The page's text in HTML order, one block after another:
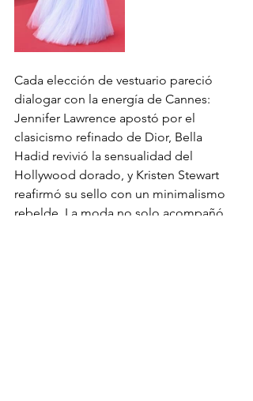
Cada elección de vestuario pareció
dialogar con la energía de Cannes:
Jennifer Lawrence apostó por el
clasicismo refinado de Dior, Bella
Hadid revivió la sensualidad del
Hollywood dorado, y Kristen Stewart
reafirmó su sello con un minimalismo
rebelde. La moda no solo acompañó